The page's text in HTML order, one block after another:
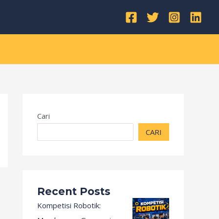
Cari
CARI
Recent Posts
Kompetisi Robotik: